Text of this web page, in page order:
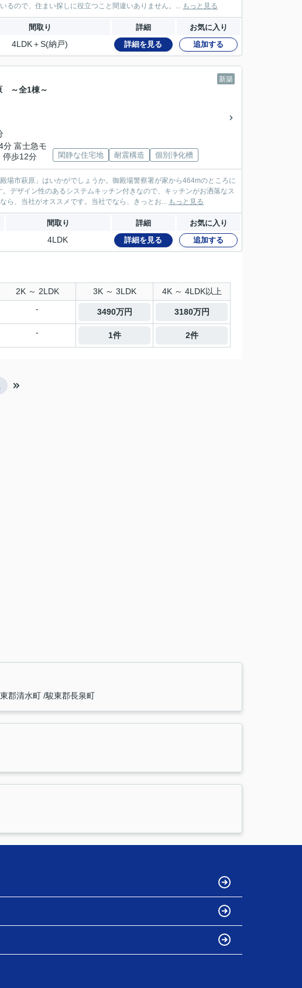
るので、住まい探しに役立つこと間違いありません。... もっと見る
間取り 詳細 お気に入り
4LDK＋S(納戸) 詳細を見る 追加する
新築
～全1棟～
分 富士急モ
停歩12分
閑静な住宅地 耐震構造 個別浄化槽
市萩原」はいかがでしょうか。御殿場警察署が家から464mのところに
デザイン性のあるシステムキッチン付きなので、キッチンがお洒落なス
ら、当社がオススメです。当社でなら、きっとお... もっと見る
間取り 詳細 お気に入り
4LDK 詳細を見る 追加する
2K ～ 2LDK 3K ～ 3LDK 4K ～ 4LDK以上
- 3490万円 3180万円
- 1件 2件
郡清水町 駿東郡長泉町